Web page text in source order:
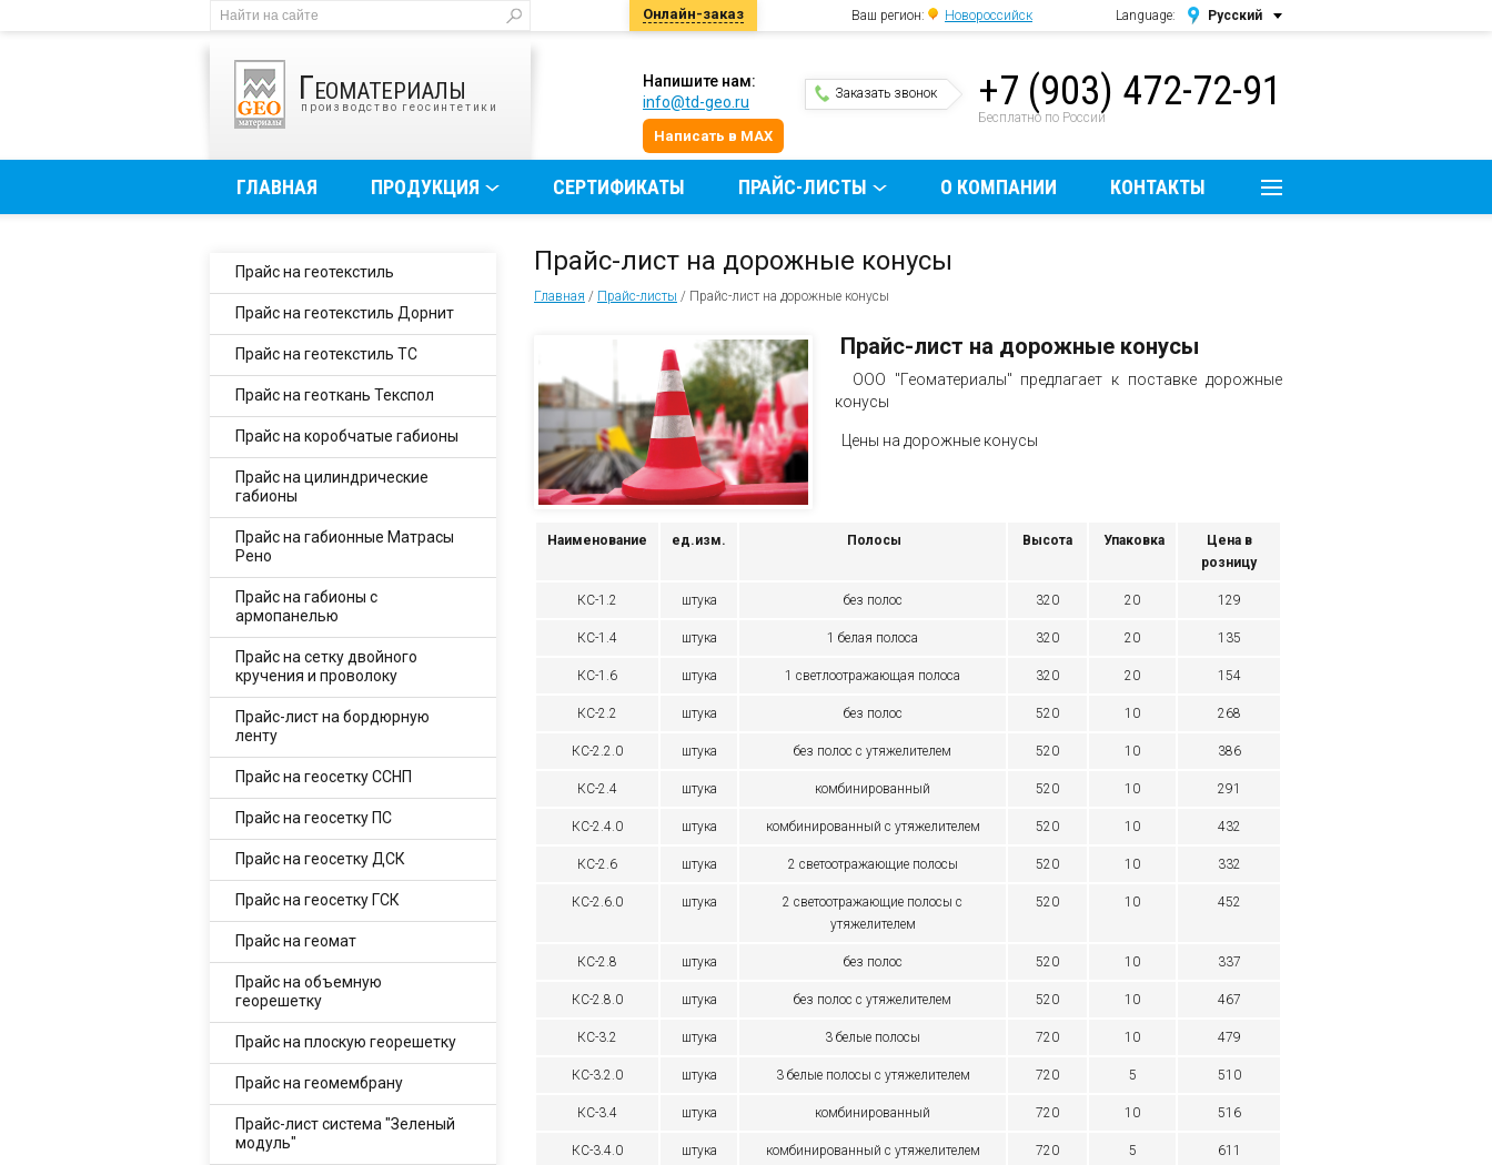
Онлайн-заказ Ваш регион: Новороссийск Language: Русский
English
+7 (903) 472-72-91
Бесплатно по России
Заказать звонок
Напишите нам:
info@td-geo.ru
Написать в MAX
Геоматериалы
производство геосинтетики
ГЛАВНАЯ ПРОДУКЦИЯ СЕРТИФИКАТЫ ПРАЙС-ЛИСТЫ О КОМПАНИИ КОНТАКТЫ
Прайс-лист на дорожные конусы
Главная / Прайс-листы / Прайс-лист на дорожные конусы
Прайс-лист на дорожные конусы
ООО "Геоматериалы" предлагает к поставке дорожные
конусы
Цены на дорожные конусы
Наименование ед.изм. Полосы Высота Упаковка
Цена в
розницу
КС-1.2 штука без полос 320 20 129
КС-1.4 штука 1 белая полоса 320 20 135
КС-1.6 штука 1 светлоотражающая полоса 320 20 154
КС-2.2 штука без полос 520 10 268
КС-2.2.0 штука без полос с утяжелителем 520 10 386
КС-2.4 штука комбинированный 520 10 291
КС-2.4.0 штука комбинированный с утяжелителем 520 10 432
КС-2.6 штука 2 светоотражающие полосы 520 10 332
КС-2.6.0 штука
2 светоотражающие полосы с
утяжелителем
520 10 452
КС-2.8 штука без полос 520 10 337
КС-2.8.0 штука без полос с утяжелителем 520 10 467
КС-3.2 штука 3 белые полосы 720 10 479
КС-3.2.0 штука 3 белые полосы с утяжелителем 720 5 510
КС-3.4 штука комбинированный 720 10 516
КС-3.4.0 штука комбинированный с утяжелителем 720 5 611
Прайс на геотекстиль
Прайс на геотекстиль Дорнит
Прайс на геотекстиль ТС
Прайс на геоткань Текспол
Прайс на коробчатые габионы
Прайс на цилиндрические
габионы
Прайс на габионные Матрасы
Рено
Прайс на габионы с
армопанелью
Прайс на сетку двойного
кручения и проволоку
Прайс-лист на бордюрную
ленту
Прайс на геосетку ССНП
Прайс на геосетку ПС
Прайс на геосетку ДСК
Прайс на геосетку ГСК
Прайс на геомат
Прайс на объемную
георешетку
Прайс на плоскую георешетку
Прайс на геомембрану
Прайс-лист система "Зеленый
модуль"